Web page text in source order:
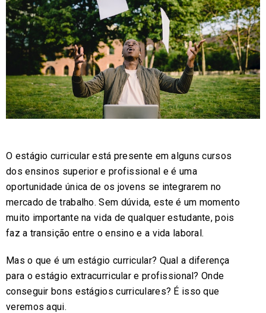
O estágio curricular está presente em alguns cursos
dos ensinos superior e profissional e é uma
oportunidade única de os jovens se integrarem no
mercado de trabalho. Sem dúvida, este é um momento
muito importante na vida de qualquer estudante, pois
faz a transição entre o ensino e a vida laboral.
Mas o que é um estágio curricular? Qual a diferença
para o estágio extracurricular e profissional? Onde
conseguir bons estágios curriculares? É isso que
veremos aqui.